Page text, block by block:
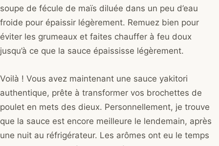
soupe de fécule de maïs diluée dans un peu d’eau
froide pour épaissir légèrement. Remuez bien pour
éviter les grumeaux et faites chauffer à feu doux
jusqu’à ce que la sauce épaississe légèrement.
Voilà ! Vous avez maintenant une sauce yakitori
authentique, prête à transformer vos brochettes de
poulet en mets des dieux. Personnellement, je trouve
que la sauce est encore meilleure le lendemain, après
une nuit au réfrigérateur. Les arômes ont eu le temps